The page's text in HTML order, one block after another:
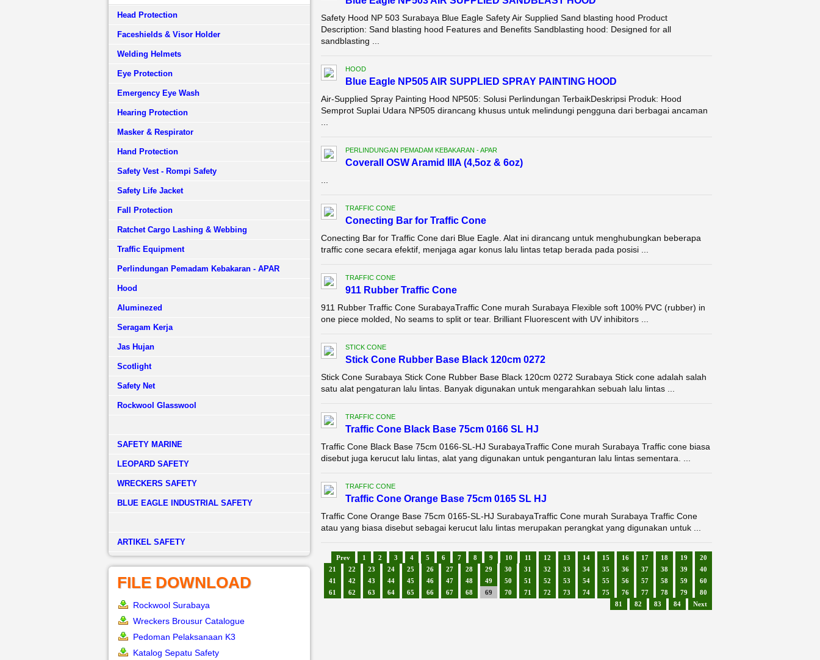
Head Protection
Faceshields & Visor Holder
Welding Helmets
Eye Protection
Emergency Eye Wash
Hearing Protection
Masker & Respirator
Hand Protection
Safety Vest - Rompi Safety
Safety Life Jacket
Fall Protection
Ratchet Cargo Lashing & Webbing
Traffic Equipment
Perlindungan Pemadam Kebakaran - APAR
Hood
Aluminezed
Seragam Kerja
Jas Hujan
Scotlight
Safety Net
Rockwool Glasswool
SAFETY MARINE
LEOPARD SAFETY
WRECKERS SAFETY
BLUE EAGLE INDUSTRIAL SAFETY
­ARTIKEL SAFETY
FILE DOWNLOAD
Rockwool Surabaya
Wreckers Brousur Catalogue
Pedoman Pelaksanaan K3
Katalog Sepatu Safety
Safety Hood NP 503 Surabaya Blue Eagle Safety Air Supplied Sand blasting hood Product
Description: Sand blasting hood Features and Benefits Sandblasting hood: Designed for all
sandblasting ...
HOOD
Blue Eagle NP505 AIR SUPPLIED SPRAY PAINTING HOOD
Air-Supplied Spray Painting Hood NP505: Solusi Perlindungan TerbaikDeskripsi Produk: Hood
Semprot Suplai Udara NP505 dirancang khusus untuk melindungi pengguna dari berbagai ancaman
PERLINDUNGAN PEMADAM KEBAKARAN - APAR
Coverall OSW Aramid IIIA (4,5oz & 6oz)
TRAFFIC CONE
Conecting Bar for Traffic Cone
Conecting Bar for Traffic Cone dari Blue Eagle. Alat ini dirancang untuk menghubungkan beberapa
traffic cone secara efektif, menjaga agar konus lalu lintas tetap berada pada posisi ...
TRAFFIC CONE
911 Rubber Traffic Cone
911 Rubber Traffic Cone SurabayaTraffic Cone murah Surabaya Flexible soft 100% PVC (rubber) in
one piece molded, No seams to split or tear. Brilliant Fluorescent with UV inhibitors ...
STICK CONE
Stick Cone Rubber Base Black 120cm 0272
Stick Cone Surabaya Stick Cone Rubber Base Black 120cm 0272 Surabaya Stick cone adalah salah
satu alat pengaturan lalu lintas. Banyak digunakan untuk mengarahkan sebuah lalu lintas ...
TRAFFIC CONE
Traffic Cone Black Base 75cm 0166 SL HJ
Traffic Cone Black Base 75cm 0166-SL-HJ SurabayaTraffic Cone murah Surabaya Traffic cone biasa
disebut juga kerucut lalu lintas, alat yang digunakan untuk penganturan lalu lintas sementara. ...
TRAFFIC CONE
Traffic Cone Orange Base 75cm 0165 SL HJ
Traffic Cone Orange Base 75cm 0165-SL-HJ SurabayaTraffic Cone murah Surabaya Traffic Cone
atau yang biasa disebut sebagai kerucut lalu lintas merupakan perangkat yang digunakan untuk ...
Prev 1 2 3 4 5 6 7 8 9 10 11 12 13 14 15 16 17 18 19
20
21
22 23 24 25 26 27 28 29 30 31 32 33 34 35 36 37 38 39
40
41
42 43 44 45 46 47 48 49 50 51 52 53 54 55 56 57 58 59
60
61
62 63 64 65 66 67 68 69 70 71 72 73 74 75 76 77 78 79
80
81
82 83 84 Next